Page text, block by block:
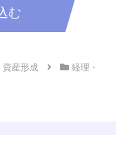
む
資産形成
経理・